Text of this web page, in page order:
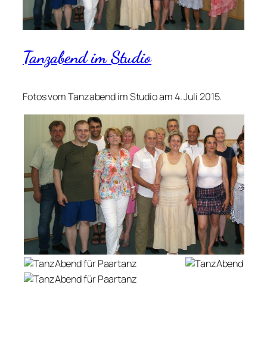
Tanzabend im Studio
Fotos vom Tanzabend im Studio am 4. Juli 2015.